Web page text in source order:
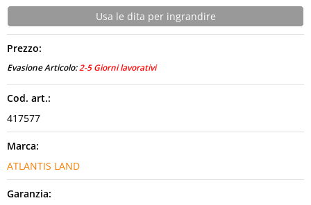
Usa le dita per ingrandire
Prezzo:
Evasione Articolo:2-5 Giorni lavorativi
Cod. art.:
417577
Marca:
ATLANTIS LAND
Garanzia: